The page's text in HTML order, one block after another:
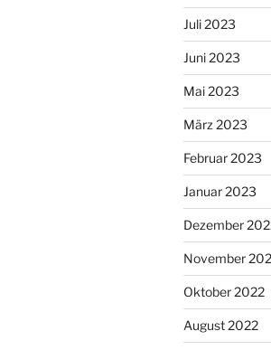
Juli 2023
Juni 2023
Mai 2023
März 2023
Februar 2023
Januar 2023
Dezember
November
Oktober 2022
August 2022